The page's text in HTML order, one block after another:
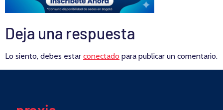
Deja una respuesta
Lo siento, debes estar conectado para publicar un comentario.